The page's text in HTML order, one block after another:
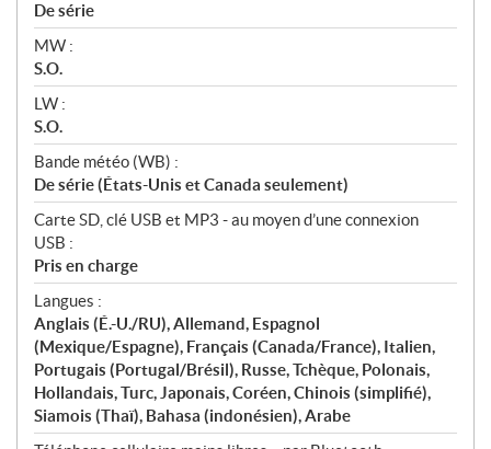
De série
MW :
S.O.
LW :
S.O.
Bande météo (WB) :
De série (États-Unis et Canada seulement)
Carte SD, clé USB et MP3 - au moyen d’une connexion
USB :
Pris en charge
Langues :
Anglais (É.-U./RU), Allemand, Espagnol
(Mexique/Espagne), Français (Canada/France), Italien,
Portugais (Portugal/Brésil), Russe, Tchèque, Polonais,
Hollandais, Turc, Japonais, Coréen, Chinois (simplifié),
Siamois (Thaï), Bahasa (indonésien), Arabe